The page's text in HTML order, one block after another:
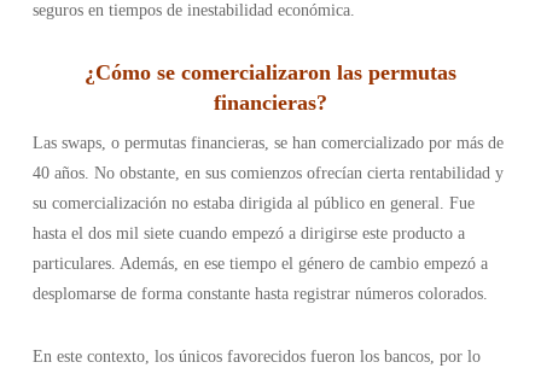
seguros en tiempos de inestabilidad económica.
¿Cómo se comercializaron las permutas
financieras?
Las swaps, o permutas financieras, se han comercializado por más de
40 años. No obstante, en sus comienzos ofrecían cierta rentabilidad y
su comercialización no estaba dirigida al público en general. Fue
hasta el dos mil siete cuando empezó a dirigirse este producto a
particulares. Además, en ese tiempo el género de cambio empezó a
desplomarse de forma constante hasta registrar números colorados.
En este contexto, los únicos favorecidos fueron los bancos, por lo